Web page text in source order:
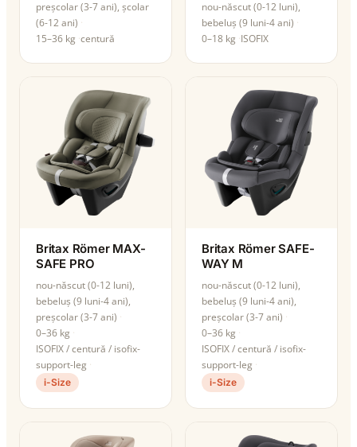
preșcolar (3-7 ani), școlar
(6-12 ani)
15–36 kg centură
nou-născut (0-12 luni),
bebeluș (9 luni-4 ani)
0–18 kg ISOFIX
Britax Römer MAX-
SAFE PRO
nou-născut (0-12 luni),
bebeluș (9 luni-4 ani),
preșcolar (3-7 ani)
0–36 kg
ISOFIX / centură / isofix-
support-leg
i-Size
Britax Römer SAFE-
WAY M
nou-născut (0-12 luni),
bebeluș (9 luni-4 ani),
preșcolar (3-7 ani)
0–36 kg
ISOFIX / centură / isofix-
support-leg
i-Size